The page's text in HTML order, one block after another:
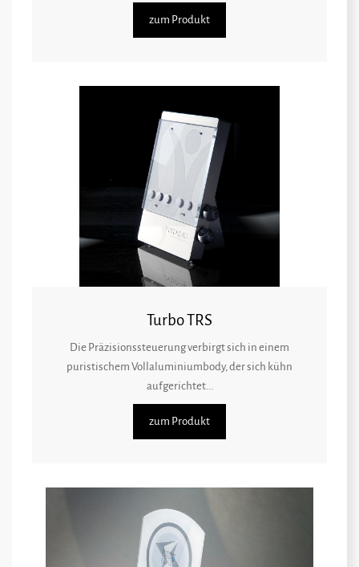
zum Produkt
Turbo TRS
Die Präzisionssteuerung verbirgt sich in einem
puristischem Vollaluminiumbody, der sich kühn
aufgerichtet...
zum Produkt